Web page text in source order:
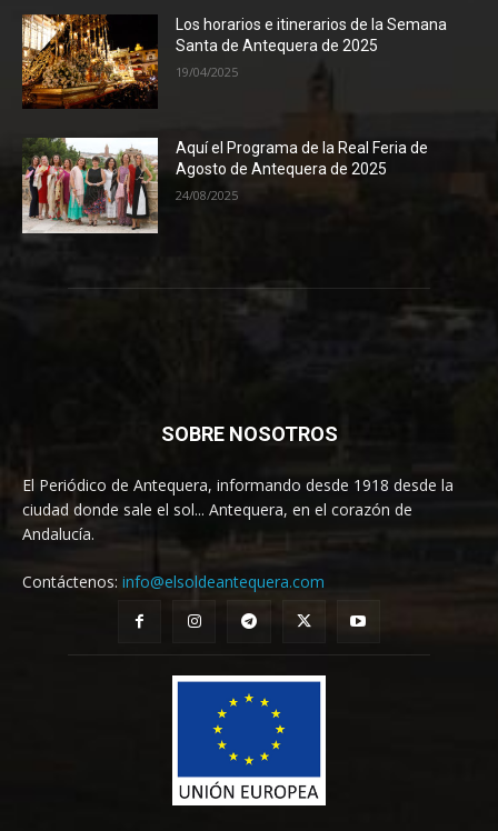
Los horarios e itinerarios de la Semana
Santa de Antequera de 2025
19/04/2025
Aquí el Programa de la Real Feria de
Agosto de Antequera de 2025
24/08/2025
SOBRE NOSOTROS
El Periódico de Antequera, informando desde 1918 desde la
ciudad donde sale el sol... Antequera, en el corazón de
Andalucía.
Contáctenos: info@elsoldeantequera.com